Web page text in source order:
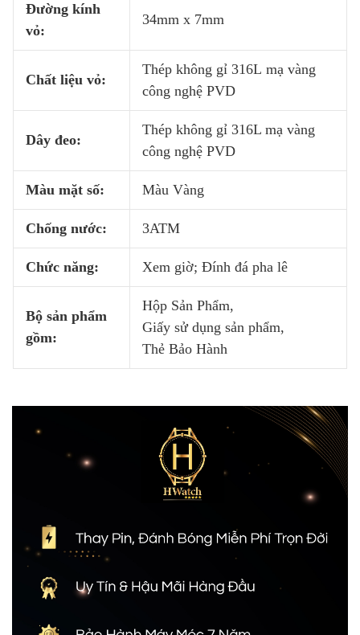
Đường kính
vỏ:
34mm x 7mm
Chất liệu vỏ:
Thép không gỉ 316L mạ vàng
công nghệ PVD
Dây đeo:
Thép không gỉ 316L mạ vàng
công nghệ PVD
Màu mặt số: Màu Vàng
Chống nước: 3ATM
Chức năng: Xem giờ; Đính đá pha lê
Bộ sản phẩm
gồm:
Hộp Sản Phẩm,
Giấy sử dụng sản phẩm,
Thẻ Bảo Hành